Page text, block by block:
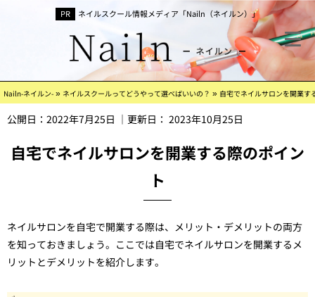
ネイルスクール情報メディア「Nailn（ネイルン）」
Nailn-ネイルン- » ネイルスクールってどうやって選べばいいの？ » 自宅でネイルサロンを開業す
公開日： 2022年7月25日 ｜更新日： 2023年10月25日
自宅でネイルサロンを開業する際のポイン
ト
ネイルサロンを自宅で開業する際は、メリット・デメリットの両方
を知っておきましょう。ここでは自宅でネイルサロンを開業するメ
リットとデメリットを紹介します。